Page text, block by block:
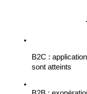
B2C :
sont atteints